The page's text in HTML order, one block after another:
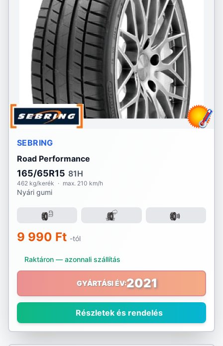
SEBRING
Road Performance
165/65R15 81H
462 kg/kerék · max. 210 km/h
Nyári gumi
9 990 Ft -tól
Raktáron — azonnali szállítás
GYÁRTÁSI ÉV:2021
Részletek és rendelés